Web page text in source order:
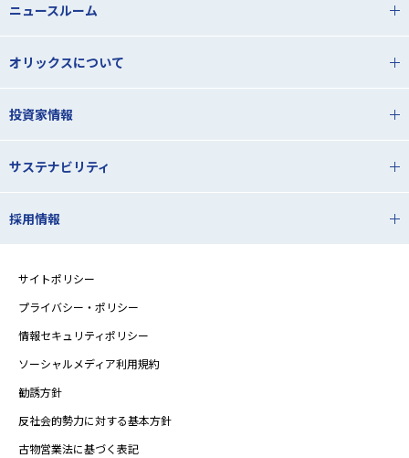
ニュースルーム
オリックスについて
投資家情報
サステナビリティ
採用情報
サイトポリシー
プライバシー・ポリシー
情報セキュリティポリシー
ソーシャルメディア利用規約
勧誘方針
反社会的勢力に対する基本方針
古物営業法に基づく表記